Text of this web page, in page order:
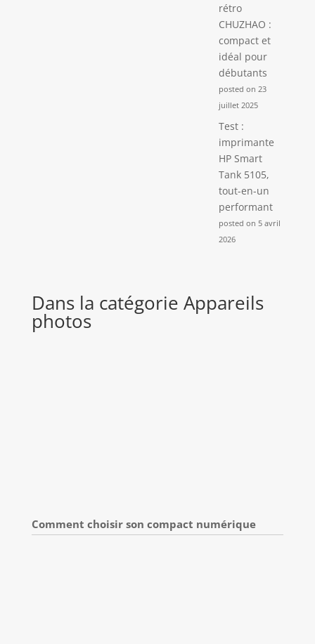
rétro
CHUZHAO :
compact et
idéal pour
débutants
posted on 23
juillet 2025
Test :
imprimante
HP Smart
Tank 5105,
tout-en-un
performant
posted on 5 avril
2026
Dans la catégorie Appareils
photos
Comment choisir son compact numérique